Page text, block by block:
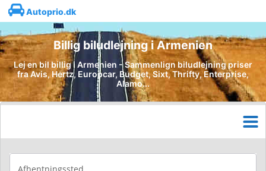
Autoprio.dk
Billig biludlejning i Armenien
Lej en bil billig i Armenien - Sammenlign biludlejning priser
fra Avis, Hertz, Europcar, Budget, Sixt, Thrifty, Enterprise,
Alamo...